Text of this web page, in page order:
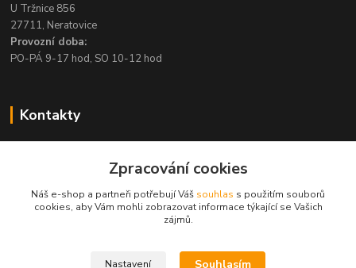
U Tržnice 856
27711, Neratovice
Provozní doba:
PO-PÁ 9-17 hod, SO 10-12 hod
Kontakty
PO-PÁ / 9-17 hod, SO 10-12 hod
info@rapid-autohifi.com
Zpracování cookies
Náš e-shop a partneři potřebují Váš souhlas s použitím souborů
cookies, aby Vám mohli zobrazovat informace týkající se Vašich
zájmů.
Nastavení Souhlasím